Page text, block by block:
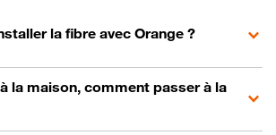
la fibre avec Orange ?
la maison, comment passer à la